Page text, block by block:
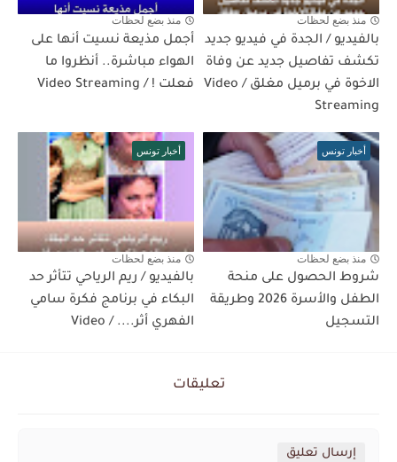
منذ بضع لحظات
بالفيديو / الجدة في فيديو جديد
تكشف تفاصيل جديد عن وفاة
الاخوة في برميل مغلق / Video
Streaming
منذ بضع لحظات
أجمل مذيعة نسيت أنها على
الهواء مباشرة.. أنظروا ما
فعلت ! / Video Streaming
أخبار تونس
منذ بضع لحظات
شروط الحصول على منحة
الطفل والأسرة 2026 وطريقة
التسجيل
أخبار تونس
منذ بضع لحظات
بالفيديو / ريم الرياحي تتأثر حد
البكاء في برنامج فكرة سامي
الفهري أثر.... / Video
تعليقات
إرسال تعليق